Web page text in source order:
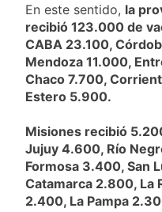
En este sentido, la
recibió 123.000 de
CABA 23.100,
Mendoza 11.000,
Chaco 7.700,
Estero 5.900.
Misiones recibió
Jujuy 4.600, Río
Formosa 3.400, San
Catamarca 2.800, La
2.400, La Pampa